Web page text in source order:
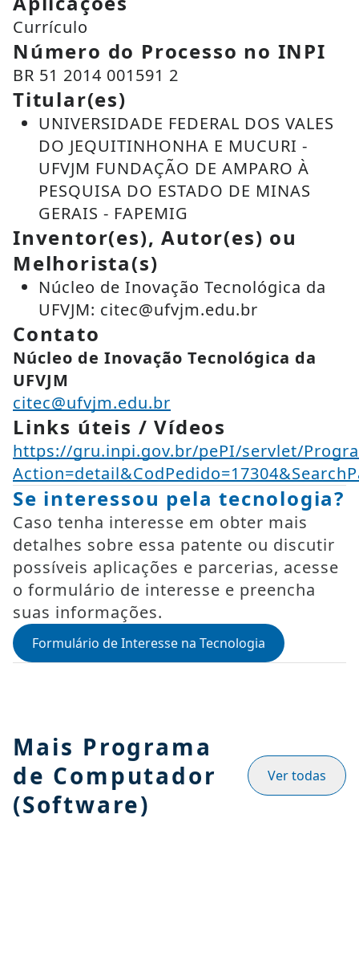
Currículo
Número do Processo no INPI
BR 51 2014 001591 2
Titular(es)
UNIVERSIDADE FEDERAL DOS VALES
DO JEQUITINHONHA E MUCURI -
UFVJM FUNDAÇÃO DE AMPARO À
PESQUISA DO ESTADO DE MINAS
GERAIS - FAPEMIG
Inventor(es), Autor(es) ou
Melhorista(s)
Núcleo de Inovação Tecnológica da
UFVJM: citec@ufvjm.edu.br
Contato
Núcleo de Inovação Tecnológica da
UFVJM
citec@ufvjm.edu.br
Links úteis / Vídeos
https://gru.inpi.gov.br/pePI/servlet/
Se interessou pela tecnologia?
Caso tenha interesse em obter mais
detalhes sobre essa patente ou discutir
possíveis aplicações e parcerias, acesse
o formulário de interesse e preencha
suas informações.
Formulário de Interesse na Tecnologia
Mais Programa
de Computador
(Software)
Ver todas